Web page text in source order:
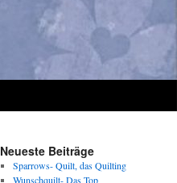
Neueste Beiträge
Sparrows- Quilt, das Quilting
Wunschquilt- Das Top